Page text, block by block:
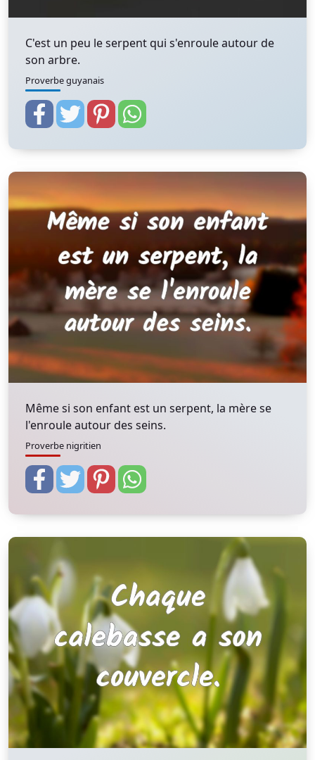
C'est un peu le serpent qui s'enroule autour de
son arbre.
Proverbe guyanais
Même si son enfant est un serpent, la mère se
l'enroule autour des seins.
Proverbe nigritien